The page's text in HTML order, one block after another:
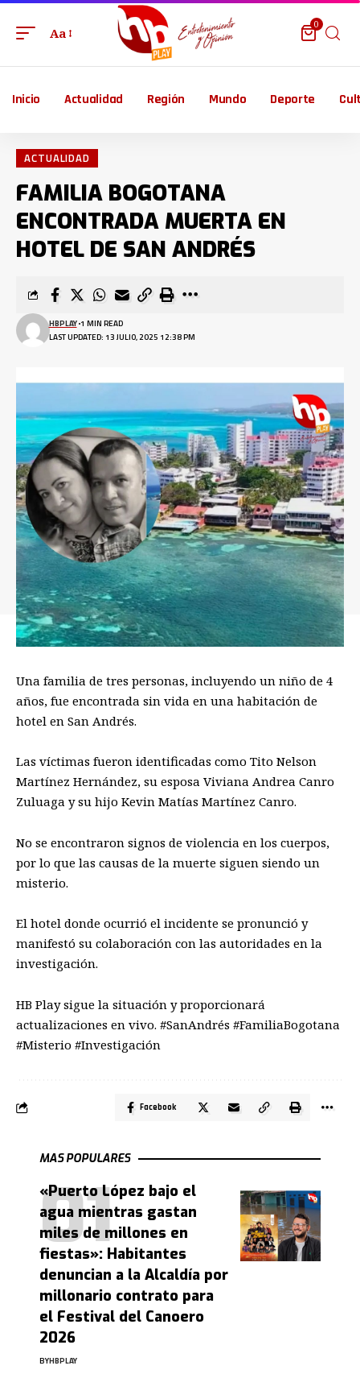
Aa
0
Inicio Actualidad Región Mundo Deporte
ACTUALIDAD
FAMILIA BOGOTANA
ENCONTRADA MUERTA EN
HOTEL DE SAN ANDRÉS
LAST UPDATED: 13 JULIO, 2025 12:38 PM
HBPLAY 1 MIN READ
Una familia de tres personas, incluyendo un niño de 4
años, fue encontrada sin vida en una habitación de
hotel en San Andrés.
Las víctimas fueron identificadas como Tito Nelson
Martínez Hernández, su esposa Viviana Andrea Canro
Zuluaga y su hijo Kevin Matías Martínez Canro.
No se encontraron signos de violencia en los cuerpos,
por lo que las causas de la muerte siguen siendo un
misterio.
El hotel donde ocurrió el incidente se pronunció y
manifestó su colaboración con las autoridades en la
investigación.
HB Play sigue la situación y proporcionará
actualizaciones en vivo. #SanAndrés #FamiliaBogotana
#Misterio #Investigación
Facebook
MAS POPULARES
«Puerto López bajo el
agua mientras gastan
miles de millones en
fiestas»: Habitantes
denuncian a la Alcaldía por
millonario contrato para
el Festival del Canoero
2026
BYHBPLAY